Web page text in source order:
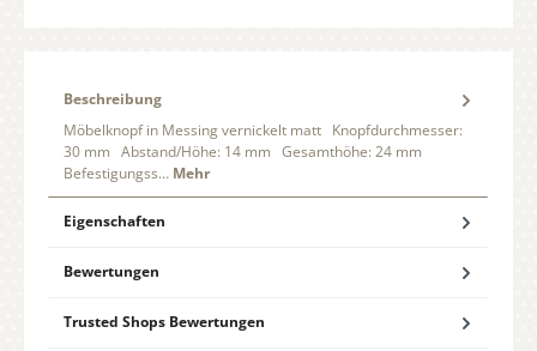
Beschreibung
Möbelknopf in Messing vernickelt matt Knopfdurchmesser:
30 mm Abstand/Höhe: 14 mm Gesamthöhe: 24 mm
Befestigungss… Mehr
Eigenschaften
Bewertungen
Trusted Shops Bewertungen